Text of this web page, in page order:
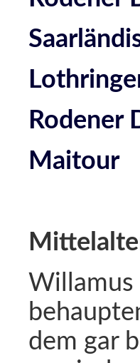
Rodener
Maitour
Willamus
dem gar